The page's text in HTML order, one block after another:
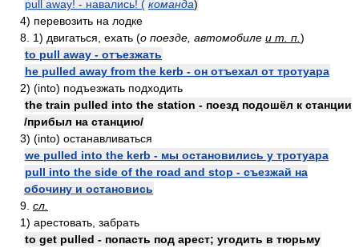
pull away! - навались! ( команда)
4) перевозить на лодке
8. 1) двигаться, ехать (о поезде, автомобиле и т. п. )
to pull away - отъезжать
he pulled away from the kerb - он отъехал от тротуара
2) (into) подъезжать подходить
the train pulled into the station - поезд подошёл к станции
/прибыл на станцию/
3) (into) останавливаться
we pulled into the kerb - мы остановились у тротуара
pull into the side of the road and stop - съезжай на
обочину и остановись
9. сл.
1) арестовать, забрать
to get pulled - попасть под арест; угодить в тюрьму